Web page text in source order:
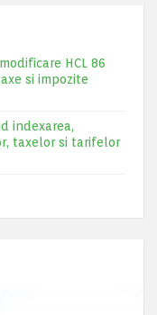
HCL 86
si impozite
indexarea,
taxelor si tarifelor